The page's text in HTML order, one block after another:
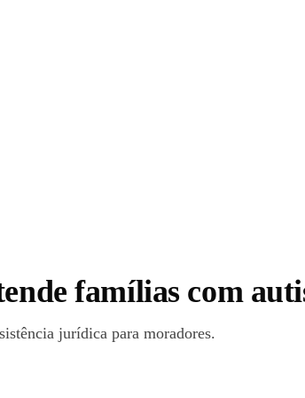
famílias com
jurídica para moradores.